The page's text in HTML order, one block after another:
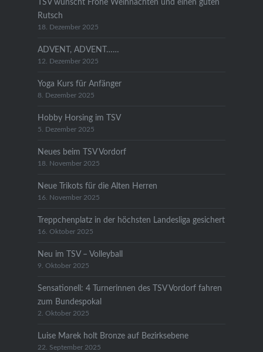
TSV wünscht Frohe Weihnachten und einen guten
Rutsch
18. Dezember 2025
ADVENT, ADVENT……
12. Dezember 2025
Yoga Kurs für Anfänger
8. Dezember 2025
Hobby Horsing im TSV
5. Dezember 2025
Neues beim TSV Vordorf
18. November 2025
Neue Trikots für die Alten Herren
16. November 2025
Treppchenplatz in der höchsten Landesliga gesichert
16. Oktober 2025
Neu im TSV – Volleyball
9. Oktober 2025
Sensationell: 4 Turnerinnen des TSV Vordorf fahren
zum Bundespokal
2. Oktober 2025
Luise Marek holt Bronze auf Bezirksebene
22. September 2025